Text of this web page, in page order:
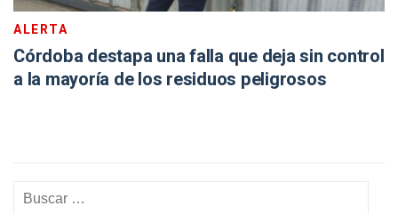
ALERTA
Córdoba destapa una falla que deja sin control
a la mayoría de los residuos peligrosos